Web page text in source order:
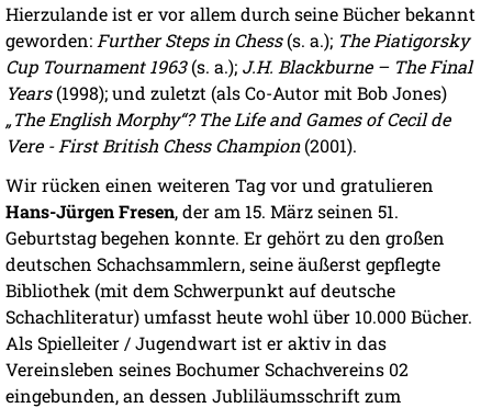
Hierzulande ist er vor allem durch seine Bücher bekannt
geworden: Further Steps in Chess(s. a.); The Piatigorsky
Cup Tournament 1963(s. a.); J.H. Blackburne – The Final
Years(1998); und zuletzt (als Co-Autor mit Bob Jones)
„The English Morphy“? The Life and Games of Cecil de
Vere - First British Chess Champion(2001).
Wir rücken einen weiteren Tag vor und gratulieren
Hans-Jürgen Fresen, der am 15. März seinen 51.
Geburtstag begehen konnte. Er gehört zu den großen
deutschen Schachsammlern, seine äußerst gepflegte
Bibliothek (mit dem Schwerpunkt auf deutsche
Schachliteratur) umfasst heute wohl über 10.000 Bücher.
Als Spielleiter / Jugendwart ist er aktiv in das
Vereinsleben seines Bochumer Schachvereins 02
eingebunden, an dessen Jubliläumsschrift zum